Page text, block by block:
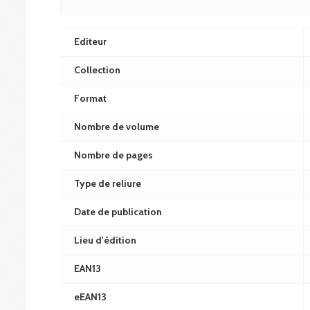
Editeur
Collection
Format
Nombre de volume
Nombre de pages
Type de reliure
Date de publication
Lieu d'édition
EAN13
eEAN13